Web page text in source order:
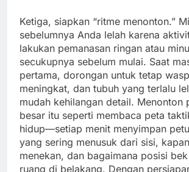
Ketiga, siapkan “ritme menonton.”
sebelumnya Anda lelah karena
lakukan pemanasan ringan atau
secukupnya sebelum mulai. Saat
pertama, dorongan untuk tetap
meningkat, dan tubuh yang terlalu
mudah kehilangan detail. Menonton
besar itu seperti membaca peta
hidup—setiap menit menyimpan
yang sering menusuk dari sisi,
menekan, dan bagaimana posisi
ruang di belakang. Dengan